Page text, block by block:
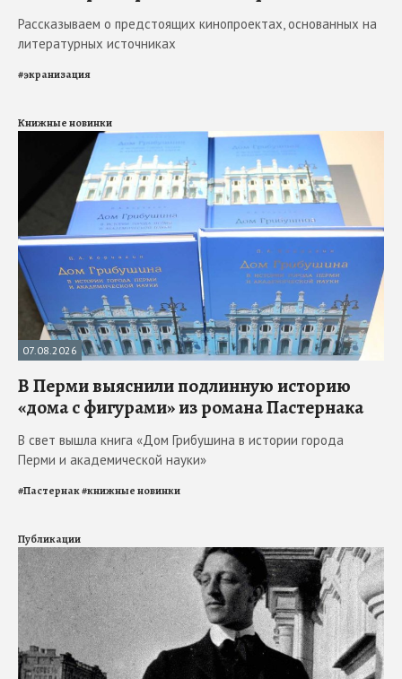
Рассказываем о предстоящих кинопроектах, основанных на
литературных источниках
#экранизация
Книжные новинки
07.08.2026
В Перми выяснили подлинную историю
«дома с фигурами» из романа Пастернака
В свет вышла книга «Дом Грибушина в истории города
Перми и академической науки»
#Пастернак#книжные новинки
Публикации